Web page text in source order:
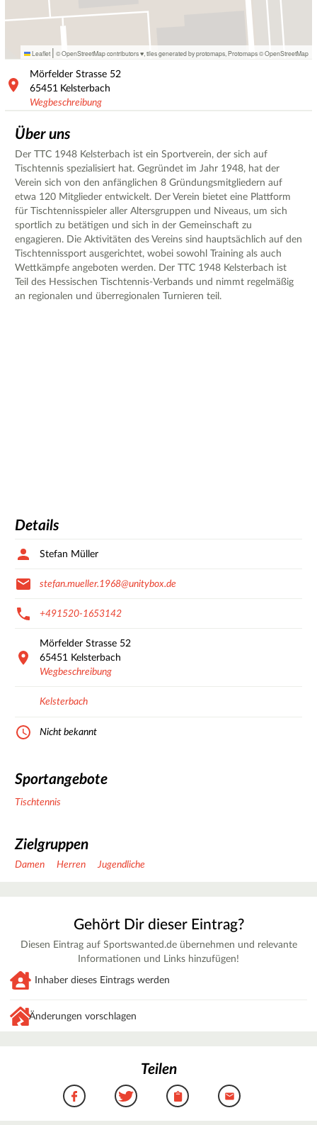
Leaflet | © OpenStreetMap contributors ♥, tiles generated by protomaps Protomaps©OpenStreetMap
Mörfelder Strasse 52
65451
Kelsterbach
Wegbeschreibung
Über uns
Der TTC 1948 Kelsterbach ist ein Sportverein, der sich auf
Tischtennis spezialisiert hat. Gegründet im Jahr 1948, hat der
Verein sich von den anfänglichen 8 Gründungsmitgliedern auf
etwa 120 Mitglieder entwickelt. Der Verein bietet eine Plattform
für Tischtennisspieler aller Altersgruppen und Niveaus, um sich
sportlich zu betätigen und sich in der Gemeinschaft zu
engagieren. Die Aktivitäten des Vereins sind hauptsächlich auf den
Tischtennissport ausgerichtet, wobei sowohl Training als auch
Wettkämpfe angeboten werden. Der TTC 1948 Kelsterbach ist
Teil des Hessischen Tischtennis-Verbands und nimmt regelmäßig
an regionalen und überregionalen Turnieren teil.
Details
Stefan Müller
stefan.mueller.1968@unitybox.de
+491520-1653142
Mörfelder Strasse 52
65451
Kelsterbach
Wegbeschreibung
Kelsterbach
Nicht bekannt
Sportangebote
Tischtennis
Zielgruppen
Damen Herren Jugendliche
Gehört Dir dieser Eintrag?
Diesen Eintrag auf Sportswanted.de übernehmen und relevante
Informationen und Links hinzufügen!
Inhaber dieses Eintrags werden
Änderungen vorschlagen
Teilen